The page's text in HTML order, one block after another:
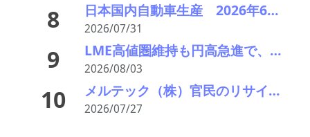
8 日本国内自動車生産 2026年6月生産台数 73万7千台 前年同月比6.8%増加
2026/07/31
9 LME高値圏維持も円高急進で、銅スタート建値は90円引き下げの2,280円に 亜鉛も引き下げ649円へ
2026/08/03
10 メルテック（株）官民のリサイクルループ繋ぐキープレーヤー――時代の風受け存在感
2026/07/27